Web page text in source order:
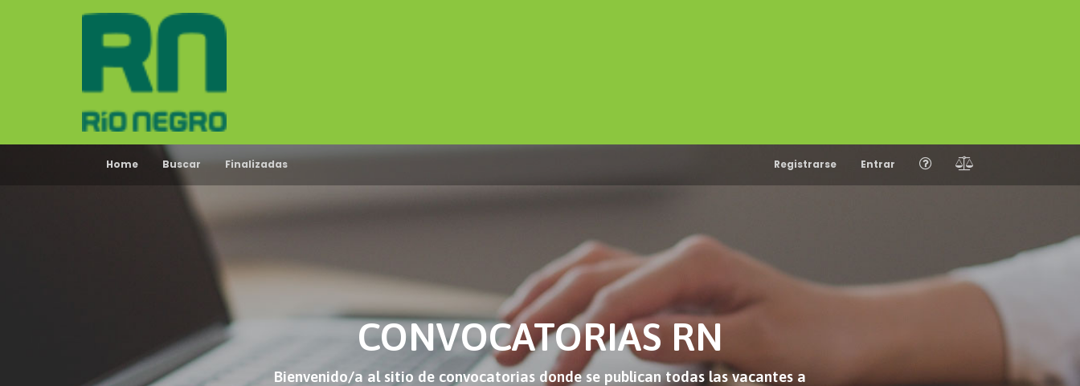
Home Buscar Finalizadas Registrarse Entrar
CONVOCATORIAS RN
Bienvenido/a al sitio de convocatorias donde se publican todas las vacantes a